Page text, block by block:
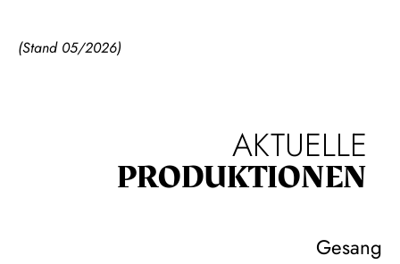
(Stand 05/2026)
AKTUELLE
PRODUKTIONEN
Gesang